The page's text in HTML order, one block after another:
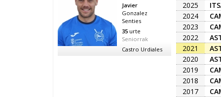
Javier
Gonzalez
Senties
35 urte
Seniorrak
Castro Urdiales
2025
2024
2023
2022
2021
2020
2019
2018
2017